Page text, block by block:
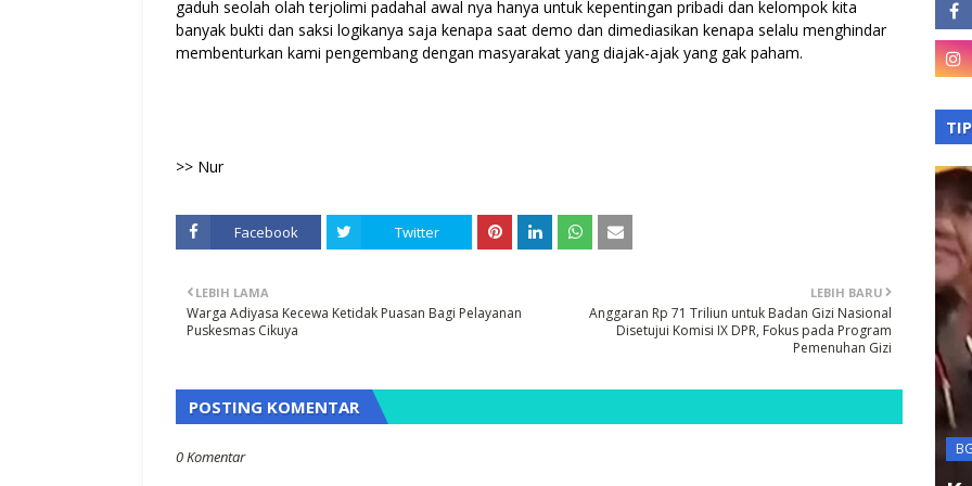
gaduh seolah olah terjolimi padahal awal nya hanya untuk kepentingan pribadi dan kelompok kita
banyak bukti dan saksi logikanya saja kenapa saat demo dan dimediasikan kenapa selalu menghindar
membenturkan kami pengembang dengan masyarakat yang diajak-ajak yang gak paham.
>> Nur
Facebook Twitter
LEBIH BARU
Anggaran Rp 71 Triliun untuk Badan Gizi Nasional
Disetujui Komisi IX DPR, Fokus pada Program
Pemenuhan Gizi
LEBIH LAMA
Warga Adiyasa Kecewa Ketidak Puasan Bagi Pelayanan
Puskesmas Cikuya
POSTING KOMENTAR
0 Komentar
Jawa Barat
Milyard Ke
BLT DDM
Lemahnya Pengawasan
Kemendes Pantau Terkini
Kembali Menemukan